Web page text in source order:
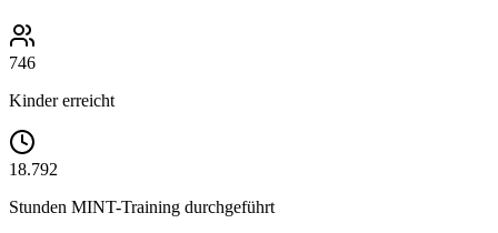
746
Kinder erreicht
18.792
Stunden MINT-Training durchgeführt